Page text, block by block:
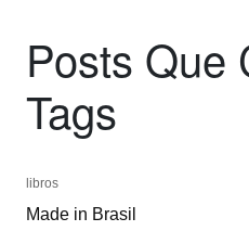
Posts Que
Tags
libros
Made in Brasil
libros
Made in Brasil